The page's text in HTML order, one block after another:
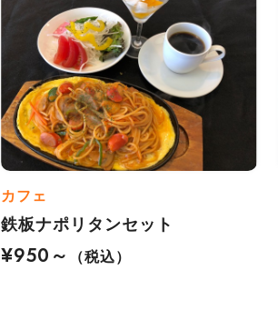
カフェ
鉄板ナポリタンセット
¥950～
（税込）